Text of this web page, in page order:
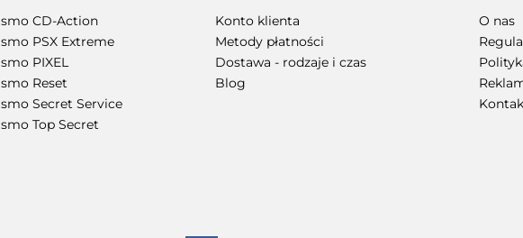
CD-Action
PSX Extreme
PIXEL
Reset
Secret Service
Top Secret
Konto klienta
Metody płatności
Dostawa - rodzaje i czas
Blog
O nas